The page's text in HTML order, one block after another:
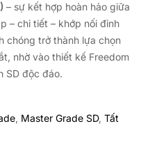
– sự kết hợp hoàn hảo giữa
– chi tiết – khớp nối đỉnh
chóng trở thành lựa chọn
nhờ vào thiết kế Freedom
SD độc đáo.
, Master Grade SD, Tất